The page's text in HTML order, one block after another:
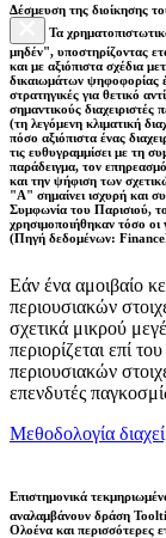
Δέσμευση της διοίκησης
Τα
μηδέν", υποστηρίζοντας
και με αξιόπιστα σχέδια
δικαιωμάτων ψηφοφορίας
στρατηγικές για θετικό
σημαντικούς
(τη λεγόμενη κλιματική
πόσο αξιόπιστα ένας
τις ευθυγραμμίσει με τη
παράδειγμα, τον
και την ψήφιση των
"Α" σημαίνει ισχυρή και
Συμφωνία του Παρισιού,
χρησιμοποιήθηκαν τόσο οι
(Πηγή δεδομένων:
Εάν ένα αμοιβαίο
περιουσιακών
σχετικά μικρού
περιορίζεται επί
περιουσιακών
επενδυτές
Μεθοδολογία
Επιστημονικά
αναλαμβάνουν δράση
Ολοένα και περισσότερες